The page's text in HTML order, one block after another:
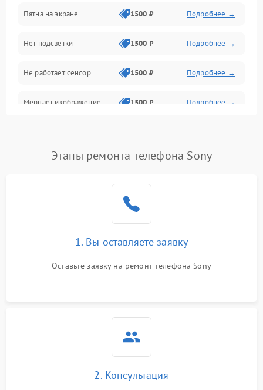
Проблемы с питанием, зарядкой и аккумулятором
Проблемы с работой системы, корпусом и другие
Пятна на экране 1500 ₽ Подробнее →
Нет подсветки 1500 ₽ Подробнее →
Не работает сенсор 1500 ₽ Подробнее →
Мерцает изображение 1500 ₽ Подробнее →
Не работает Face ID 4000 ₽ Подробнее →
Этапы ремонта телефона Sony
1. Вы оставляете заявку
Оставьте заявку на ремонт телефона Sony
2. Консультация